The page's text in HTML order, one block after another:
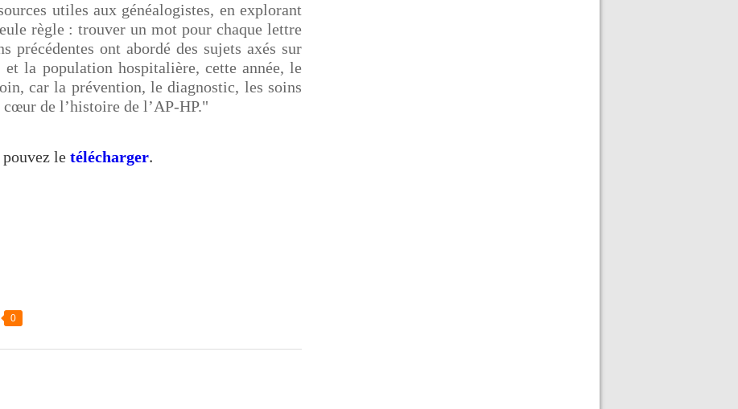
utiles aux généalogistes, en explorant
règle : trouver un mot pour chaque lettre
précédentes ont abordé des sujets axés sur
et la population hospitalière, cette année, le
car la prévention, le diagnostic, les soins
de l’histoire de l’AP-HP."
pouvez le télécharger.
0